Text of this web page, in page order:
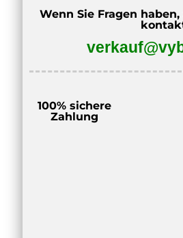
Wenn Sie Fragen
100% sichere
Zahlung